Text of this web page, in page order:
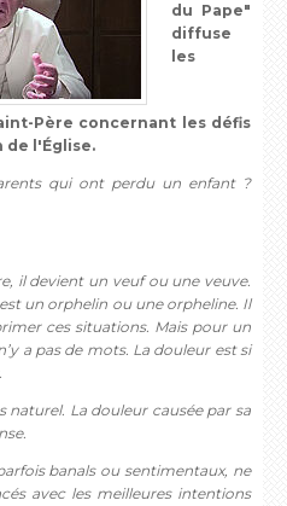
du Pape"
diffuse
les
Père concernant les défis
de l'Église.
qui ont perdu un enfant ?
il devient un veuf ou une veuve.
un orphelin ou une orpheline. Il
ces situations. Mais pour un
a pas de mots. La douleur est si
naturel. La douleur causée par sa
banals ou sentimentaux, ne
avec les meilleures intentions